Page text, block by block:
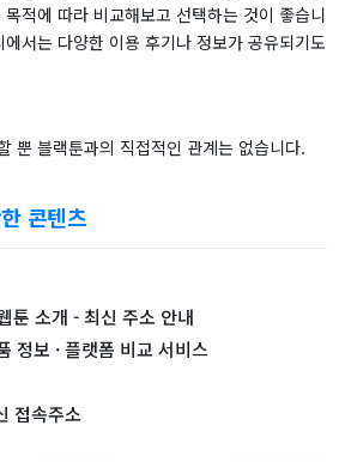
적에 따라 비교해보고 선택하는 것이 좋습니
서는 다양한 이용 후기나 정보가 공유되기도
뿐 블랙툰과의 직접적인 관계는 없습니다.
콘텐츠
소개 - 최신 주소 안내
정보 · 플랫폼 비교 서비스
접속주소